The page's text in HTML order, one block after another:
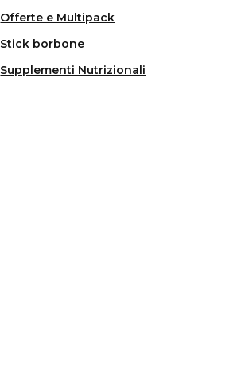
Offerte e Multipack
Stick borbone
Supplementi Nutrizionali